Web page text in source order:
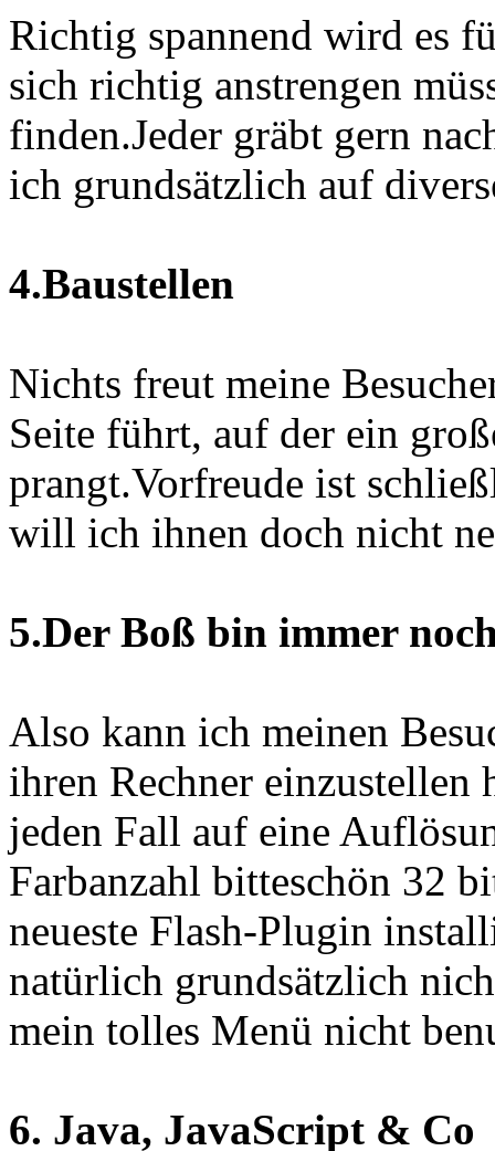
Richtig spannend wird es
sich richtig anstrengen
finden.Jeder gräbt gern
ich grundsätzlich auf
4.Baustellen
Nichts freut meine
Seite führt, auf der ein
prangt.Vorfreude ist
will ich ihnen doch nicht
5.Der Boß bin immer
Also kann ich meinen
ihren Rechner
jeden Fall auf eine
Farbanzahl bitteschön 32
neueste Flash-Plugin
natürlich grundsätzlich
mein tolles Menü nicht
6. Java, JavaScript & Co